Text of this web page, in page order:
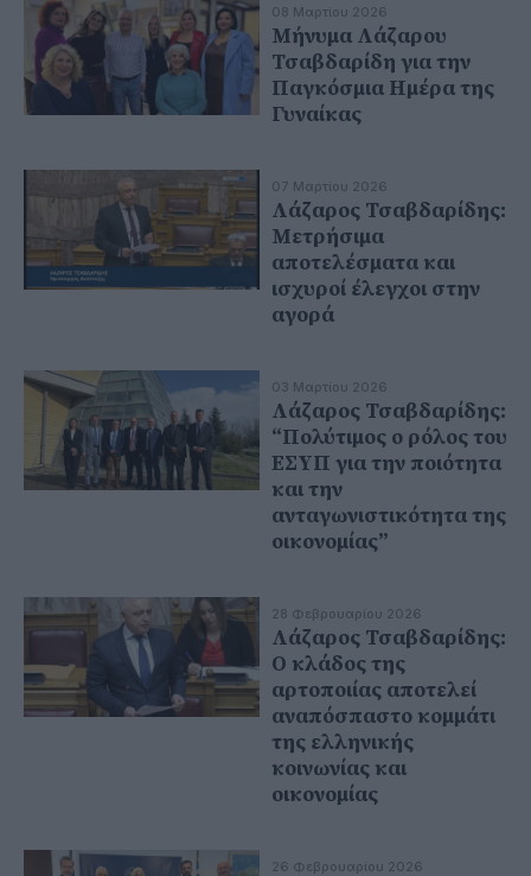
08 Μαρτίου 2026
Μήνυμα Λάζαρου
Τσαβδαρίδη για την
Παγκόσμια Ημέρα της
Γυναίκας
07 Μαρτίου 2026
Λάζαρος Τσαβδαρίδης:
Μετρήσιμα
αποτελέσματα και
ισχυροί έλεγχοι στην
αγορά
03 Μαρτίου 2026
Λάζαρος Τσαβδαρίδης:
“Πολύτιμος ο ρόλος του
ΕΣΥΠ για την ποιότητα
και την
ανταγωνιστικότητα της
οικονομίας”
28 Φεβρουαρίου 2026
Λάζαρος Τσαβδαρίδης:
Ο κλάδος της
αρτοποιίας αποτελεί
αναπόσπαστο κομμάτι
της ελληνικής
κοινωνίας και
οικονομίας
26 Φεβρουαρίου 2026